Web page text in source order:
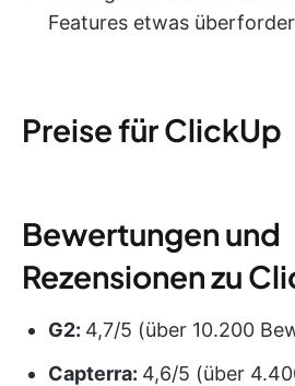
Features etwas
Preise für ClickUp
Bewertungen und
Rezensionen zu
G2: 4,7/5 (über 10.200
Capterra: 4,6/5 (über